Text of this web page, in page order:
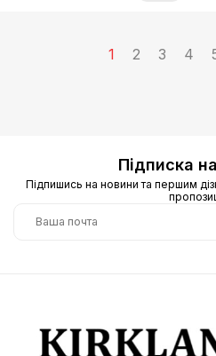
1 2 3 4
Підписка
Підпишись на новини та першим